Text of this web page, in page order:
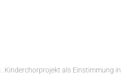
Kinderchorprojekt als Einstimmung in